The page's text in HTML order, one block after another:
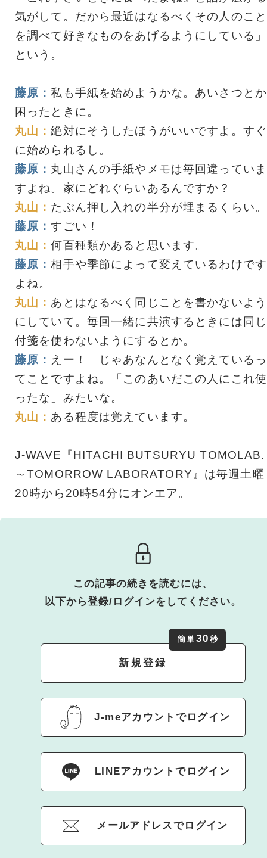
気がして。だから最近はなるべくその人のこと
を調べて好きなものをあげるようにしている」
という。
藤原：私も手紙を始めようかな。あいさつとか
困ったときに。
丸山：絶対にそうしたほうがいいですよ。すぐ
に始められるし。
藤原： 丸山さんの手紙やメモは毎回違っていま
すよね。家にどれぐらいあるんですか？
丸山： たぶん押し入れの半分が埋まるくらい。
藤原：すごい！
丸山：何百種類かあると思います。
藤原：相手や季節によって変えているわけです
よね。
丸山： あとはなるべく同じことを書かないよう
にしていて。毎回一緒に共演するときには同じ
付箋を使わないようにするとか。
藤原： えー！ じゃあなんとなく覚えているっ
てことですよね。「このあいだこの人にこれ使
ったな」みたいな。
丸山： ある程度は覚えています。
J-WAVE『HITACHI BUTSURYU TOMOLAB.
～TOMORROW LABORATORY』は毎週土曜
20時から20時54分にオンエア。
この記事の続きを読むには、
以下から登録/ログインをしてください。
新規登録
簡単 30 秒
J-meアカウントでログイン
LINEアカウントでログイン
メールアドレスでログイン